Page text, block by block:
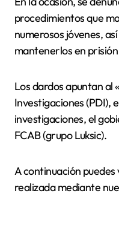
procedimientos que
numerosos jóvenes,
mantenerlos en
Los dardos apuntan al
Investigaciones (PDI),
investigaciones, el
FCAB (grupo Luksic).
A continuación
realizada mediante